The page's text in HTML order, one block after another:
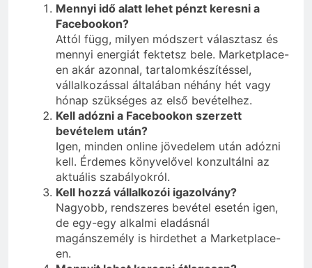
Mennyi idő alatt lehet pénzt keresni a
Facebookon?
Attól függ, milyen módszert választasz és
mennyi energiát fektetsz bele. Marketplace-
en akár azonnal, tartalomkészítéssel,
vállalkozással általában néhány hét vagy
hónap szükséges az első bevételhez.
Kell adózni a Facebookon szerzett
bevételem után?
Igen, minden online jövedelem után adózni
kell. Érdemes könyvelővel konzultálni az
aktuális szabályokról.
Kell hozzá vállalkozói igazolvány?
Nagyobb, rendszeres bevétel esetén igen,
de egy-egy alkalmi eladásnál
magánszemély is hirdethet a Marketplace-
en.